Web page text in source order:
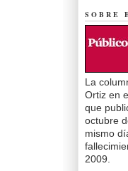
SOBRE
La
Ortiz en
que
octubre
mismo
2009.